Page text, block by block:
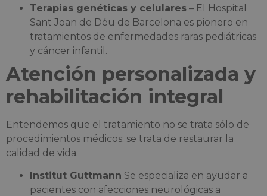
Terapias genéticas y celulares – El Hospital
Sant Joan de Déu de Barcelona es pionero en
tratamientos de enfermedades raras pediátricas
y cáncer infantil.
Atención personalizada y
rehabilitación integral
Entendemos que el tratamiento no se trata sólo de
procedimientos médicos: se trata de restaurar la
calidad de vida.
Institut Guttmann Se especializa en ayudar a
pacientes con afecciones neurológicas a